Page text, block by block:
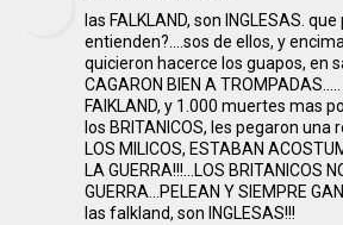
las FALKLAND, son INGLESAS.
entienden?....sos de ellos, y
quicieron hacerce los guapos, en
CAGARON BIEN A
FAlKLAND, y 1.000 muertes mas
los BRITANICOS, les pegaron una
LOS MILICOS, ESTABAN
LA GUERRA!!!...LOS BRITANICOS
GUERRA...PELEAN Y SIEMPRE
las falkland, son INGLESAS!!!